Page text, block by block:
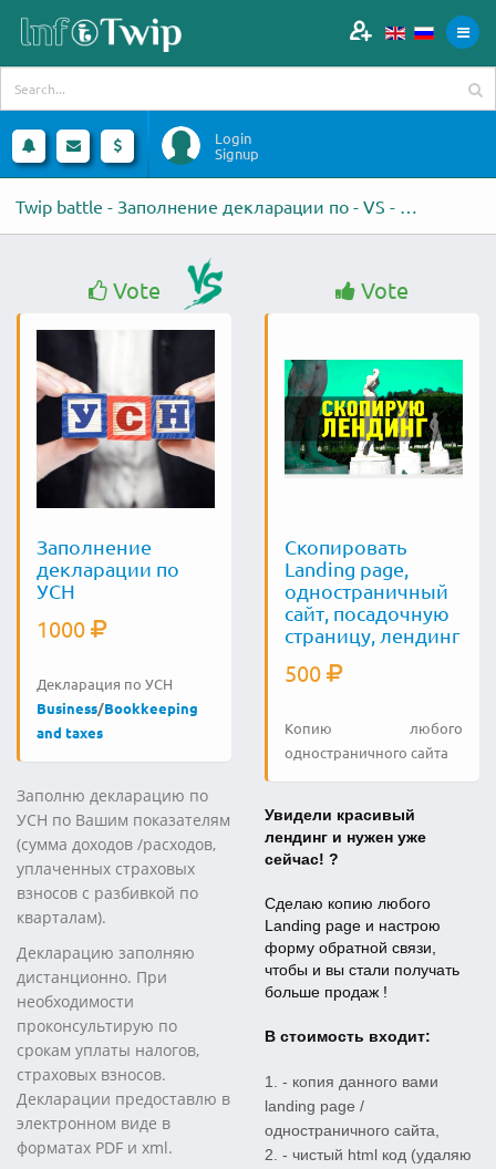
Login
Signup
Twip battle - Заполнение декларации по - VS - Скопировать Landing
Vote
Заполнение
декларации по
УСН
1000
Декларация по УСН
Business/Bookkeeping
and taxes
Заполню декларацию по
УСН по Вашим показателям
(сумма доходов /расходов,
уплаченных страховых
взносов с разбивкой по
кварталам).
Декларацию заполняю
дистанционно. При
необходимости
проконсультирую по
срокам уплаты налогов,
страховых взносов.
Декларации предоставлю в
электронном виде в
форматах PDF и xml.
Vote
Скопировать
Landing page,
одностраничный
сайт, посадочную
страницу, лендинг
500
Копию любого
одностраничного сайта
Увидели красивый
лендинг и нужен уже
сейчас! ?
Сделаю копию любого
Landing page и настрою
форму обратной связи,
чтобы и вы стали получать
больше продаж !
В стоимость входит:
- копия данного вами
landing page /
одностраничного сайта,
- чистый html код (удаляю